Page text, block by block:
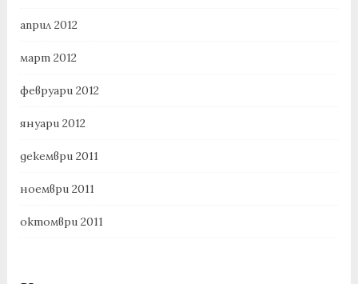
април 2012
март 2012
февруари 2012
януари 2012
декември 2011
ноември 2011
октомври 2011